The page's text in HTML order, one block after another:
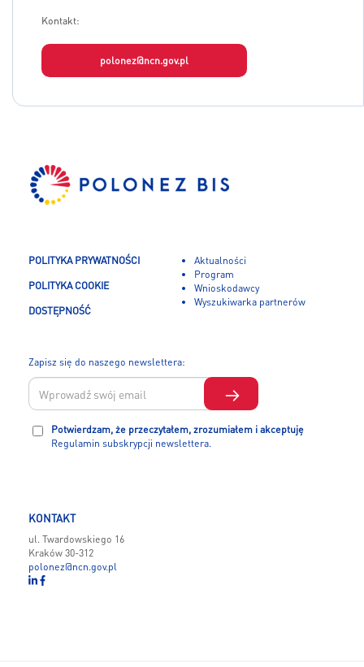
Kontakt:
polonez@ncn.gov.pl
POLITYKA PRYWATNOŚCI
POLITYKA COOKIE
DOSTĘPNOŚĆ
Aktualności
Program
Wnioskodawcy
Wyszukiwarka partnerów
Zapisz się do naszego newslettera:
Potwierdzam, że przeczytałem, zrozumiałem i akceptuję
Regulamin subskrypcji newslettera.
KONTAKT
ul. Twardowskiego 16
Kraków 30-312
polonez@ncn.gov.pl